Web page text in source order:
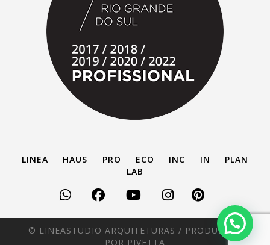
LINEA HAUS PRO ECO INC IN
PLAN
LAB
© LINEASTUDIO ARQUITETURAS / PRODUZIDO
POR PIVETTA